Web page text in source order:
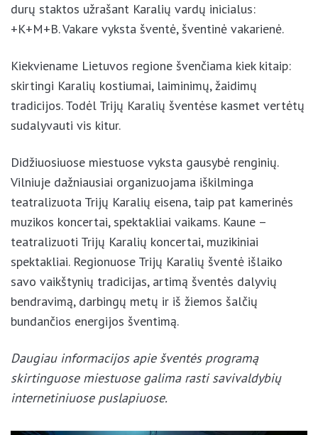
durų staktos užrašant Karalių vardų inicialus:
+K+M+B. Vakare vyksta šventė, šventinė vakarienė.
Kiekviename Lietuvos regione švenčiama kiek kitaip:
skirtingi Karalių kostiumai, laiminimų, žaidimų
tradicijos. Todėl Trijų Karalių šventėse kasmet vertėtų
sudalyvauti vis kitur.
Didžiuosiuose miestuose vyksta gausybė renginių.
Vilniuje dažniausiai organizuojama iškilminga
teatralizuota Trijų Karalių eisena, taip pat kamerinės
muzikos koncertai, spektakliai vaikams. Kaune –
teatralizuoti Trijų Karalių koncertai, muzikiniai
spektakliai. Regionuose Trijų Karalių šventė išlaiko
savo vaikštynių tradicijas, artimą šventės dalyvių
bendravimą, darbingų metų ir iš žiemos šalčių
bundančios energijos šventimą.
Daugiau informacijos apie šventės programą
skirtinguose miestuose galima rasti savivaldybių
internetiniuose puslapiuose.